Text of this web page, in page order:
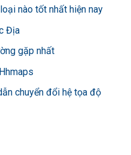
nào tốt nhất hiện nay
Địa
gặp nhất
chuyển đổi hệ tọa độ